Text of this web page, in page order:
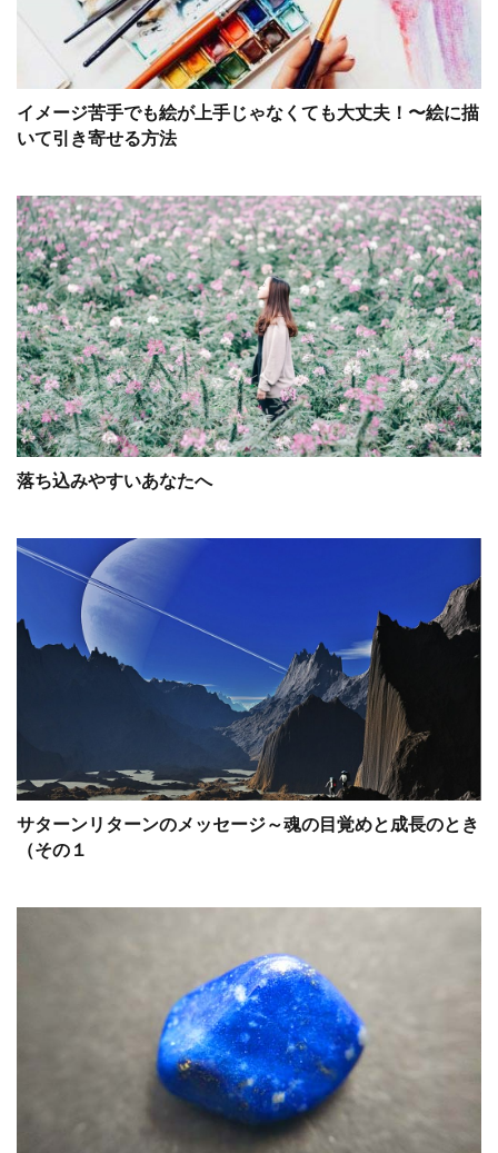
イメージ苦手でも絵が上手じゃなくても大丈夫！〜絵に描
いて引き寄せる方法
落ち込みやすいあなたへ
サターンリターンのメッセージ～魂の目覚めと成長のとき
（その１